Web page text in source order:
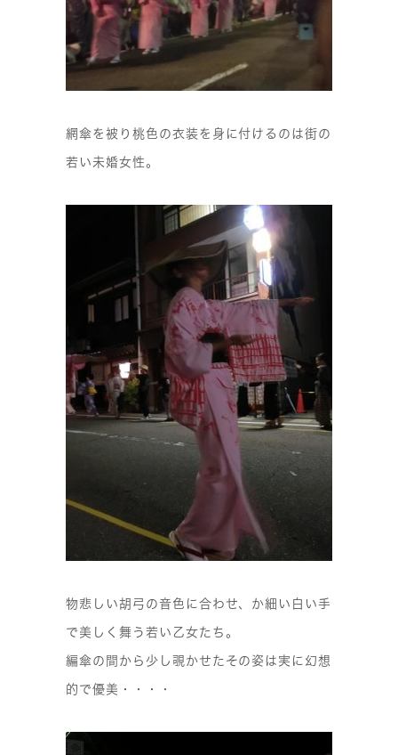
網傘を被り桃色の衣装を身に付けるのは街の
若い未婚女性。
物悲しい胡弓の音色に合わせ、か細い白い手
で美しく舞う若い乙女たち。
編傘の間から少し覗かせたその姿は実に幻想
的で優美・・・・